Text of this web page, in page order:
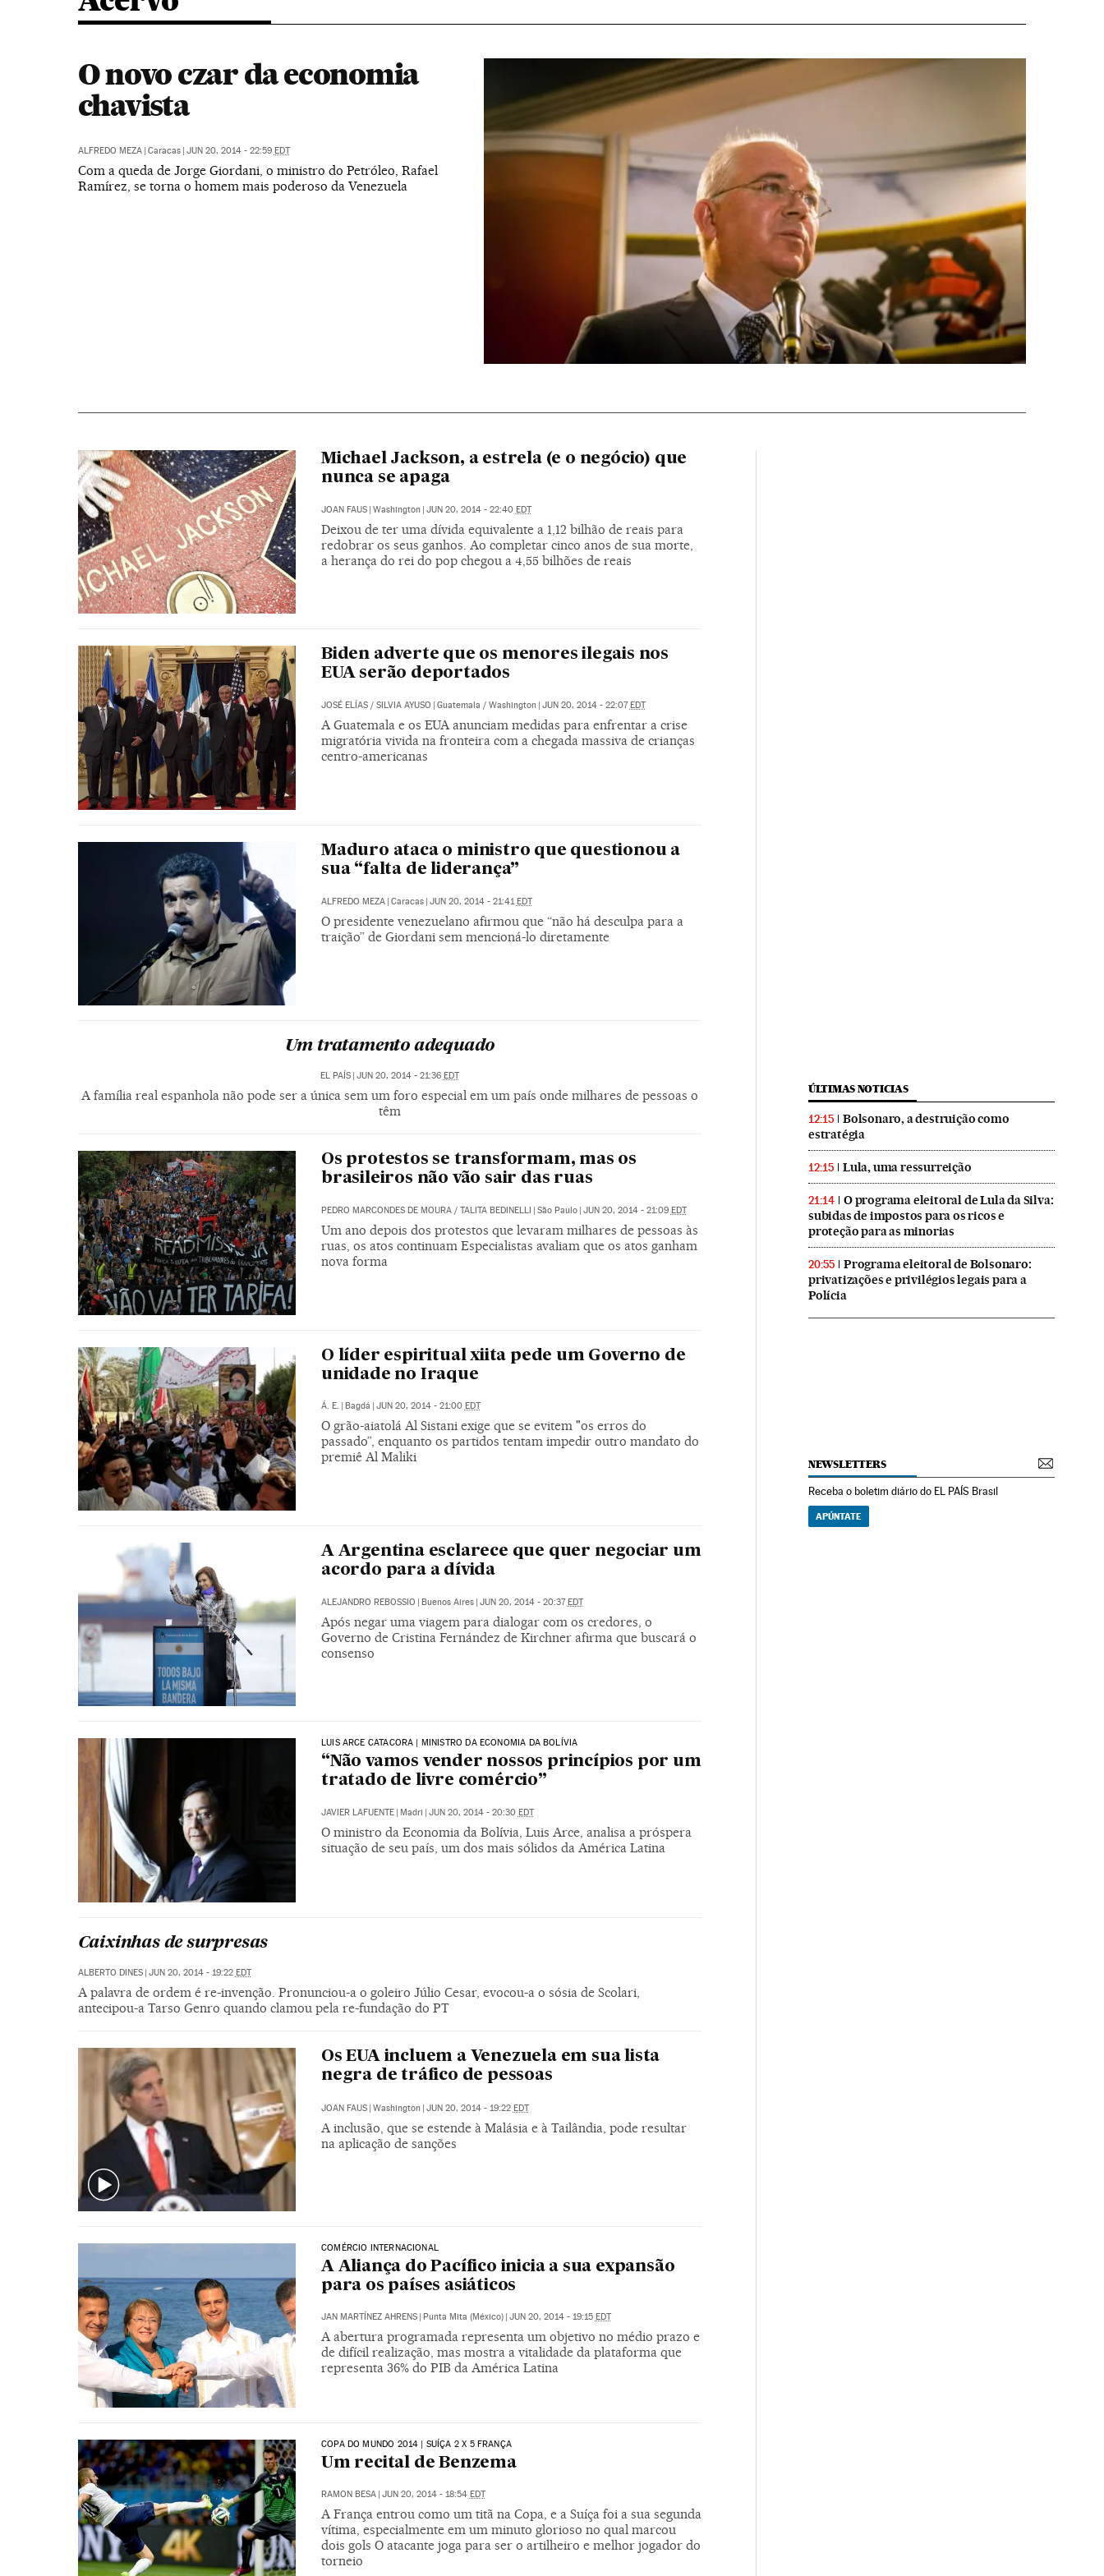
O novo czar da economia
chavista
ALFREDO MEZA | Caracas | JUN 20, 2014 - 22:59 EDT
Com a queda de Jorge Giordani, o ministro do Petróleo, Rafael
Ramírez, se torna o homem mais poderoso da Venezuela
Michael Jackson, a estrela (e o negócio) que
nunca se apaga
JOAN FAUS | Washington | JUN 20, 2014 - 22:40 EDT
Deixou de ter uma dívida equivalente a 1,12 bilhão de reais para
redobrar os seus ganhos. Ao completar cinco anos de sua morte,
a herança do rei do pop chegou a 4,55 bilhões de reais
Biden adverte que os menores ilegais nos
EUA serão deportados
JOSÉ ELÍAS/ SILVIA AYUSO Guatemala / Washington JUN 20, 2014 - 22:07 EDT
A Guatemala e os EUA anunciam medidas para enfrentar a crise
migratória vivida na fronteira com a chegada massiva de crianças
centro-americanas
Maduro ataca o ministro que questionou a
sua “falta de liderança”
ALFREDO MEZA Caracas JUN 20, 2014 - 21:41 EDT
O presidente venezuelano afirmou que “não há desculpa para a
traição” de Giordani sem mencioná-lo diretamente
Um tratamento adequado
EL PAÍS JUN 20, 2014 - 21:36 EDT
A família real espanhola não pode ser a única sem um foro especial em um país onde milhares de pessoas o
têm
Os protestos se transformam, mas os
brasileiros não vão sair das ruas
PEDRO MARCONDES DE MOURA/ TALITA BEDINELLI | São Paulo | JUN 20, 2014 - 21:09 EDT
Um ano depois dos protestos que levaram milhares de pessoas às
ruas, os atos continuam Especialistas avaliam que os atos ganham
nova forma
O líder espiritual xiita pede um Governo de
unidade no Iraque
Á. E. Bagdá JUN 20, 2014 - 21:00 EDT
O grão-aiatolá Al Sistani exige que se evitem "os erros do
passado”, enquanto os partidos tentam impedir outro mandato do
premiê Al Maliki
A Argentina esclarece que quer negociar um
acordo para a dívida
ALEJANDRO REBOSSIO | Buenos Aires | JUN 20, 2014 - 20:37EDT
Após negar uma viagem para dialogar com os credores, o
Governo de Cristina Fernández de Kirchner afirma que buscará o
consenso
LUIS ARCE CATACORA | MINISTRO DA ECONOMIA DA BOLÍVIA
“Não vamos vender nossos princípios por um
tratado de livre comércio”
JAVIER LAFUENTE Madri JUN 20, 2014 - 20:30 EDT
O ministro da Economia da Bolívia, Luis Arce, analisa a próspera
situação de seu país, um dos mais sólidos da América Latina
Caixinhas de surpresas
ALBERTO DINES | JUN 20, 2014 - 19:22 EDT
A palavra de ordem é re-invenção. Pronunciou-a o goleiro Júlio Cesar, evocou-a o sósia de Scolari,
antecipou-a Tarso Genro quando clamou pela re-fundação do PT
Os EUA incluem a Venezuela em sua lista
negra de tráfico de pessoas
JOAN FAUS | Washington | JUN 20, 2014 - 19:22 EDT
A inclusão, que se estende à Malásia e à Tailândia, pode resultar
na aplicação de sanções
COMÉRCIO INTERNACIONAL
A Aliança do Pacífico inicia a sua expansão
para os países asiáticos
JAN MARTÍNEZ AHRENS Punta Mita (México) JUN 20, 2014 - 19:15 EDT
A abertura programada representa um objetivo no médio prazo e
de difícil realização, mas mostra a vitalidade da plataforma que
representa 36% do PIB da América Latina
COPA DO MUNDO 2014 | SUÍÇA 2 X 5 FRANÇA
Um recital de Benzema
RAMON BESA | JUN 20, 2014 - 18:54 EDT
A França entrou como um titã na Copa, e a Suíça foi a sua segunda
vítima, especialmente em um minuto glorioso no qual marcou
dois gols O atacante joga para ser o artilheiro e melhor jogador do
torneio
ÚLTIMAS NOTICIAS
12:15
Bolsonaro, a destruição como
estratégia
12:15 Lula, uma ressurreição
21:14
O programa eleitoral de Lula da Silva:
subidas de impostos para os ricos e
proteção para as minorias
20:55
Programa eleitoral de Bolsonaro:
privatizações e privilégios legais para a
Polícia
NEWSLETTERS
Receba o boletim diário do EL PAÍS Brasil
APÚNTATE